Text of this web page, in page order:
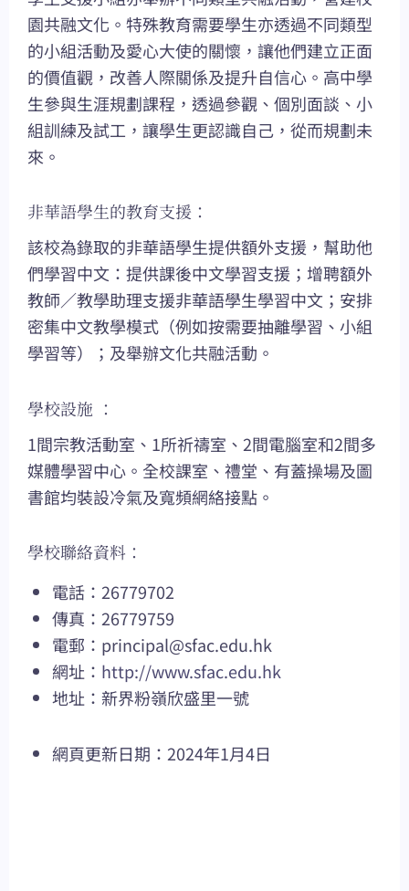
園共融文化。特殊教育需要學生亦透過不同類型
的小組活動及愛心大使的關懷，讓他們建立正面
的價值觀，改善人際關係及提升自信心。高中學
生參與生涯規劃課程，透過參觀、個別面談、小
組訓練及試工，讓學生更認識自己，從而規劃未
來。
非華語學生的教育支援：
該校為錄取的非華語學生提供額外支援，幫助他
們學習中文：提供課後中文學習支援；增聘額外
教師／教學助理支援非華語學生學習中文；安排
密集中文教學模式（例如按需要抽離學習、小組
學習等）；及舉辦文化共融活動。
學校設施 ：
1間宗教活動室、1所祈禱室、2間電腦室和2間多
媒體學習中心。全校課室、禮堂、有蓋操場及圖
書館均裝設冷氣及寬頻網絡接點。
學校聯絡資料：
電話：26779702
傳真：26779759
電郵： principal@sfac.edu.hk
網址： http://www.sfac.edu.hk
地址：新界粉嶺欣盛里一號
網頁更新日期：2024年1月4日